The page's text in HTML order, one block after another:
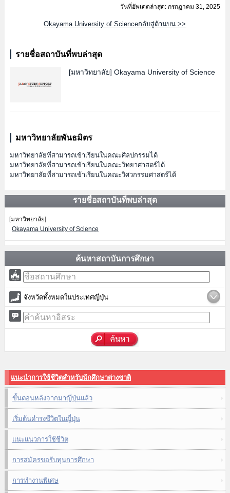
วันที่อัพเดตล่าสุด: กรกฏาคม 31, 2025
Okayama University of Scienceกลับสู่ด้านบน >>
รายชื่อสถาบันที่พบล่าสุด
[มหาวิทยาลัย] Okayama University of Science
มหาวิทยาลัยพันธมิตร
มหาวิทยาลัยที่สามารถเข้าเรียนในคณะศิลปกรรมได้
มหาวิทยาลัยที่สามารถเข้าเรียนในคณะวิทยาศาสตร์ได้
มหาวิทยาลัยที่สามารถเข้าเรียนในคณะวิศวกรรมศาสตร์ได้
รายชื่อสถาบันที่พบล่าสุด
[มหาวิทยาลัย]
Okayama University of Science
ค้นหาสถาบันการศึกษา
จังหวัดทั้งหมดในประเทศญี่ปุ่น
แนะนำการใช้ชีวิตสำหรับนักศึกษาต่างชาติ
ขั้นตอนหลังจากมาญี่ปุ่นแล้ว
เริ่มต้นดำรงชีวิตในญี่ปุ่น
แนะแนวการใช้ชีวิต
การสมัครขอรับทุนการศึกษา
การทำงานพิเศษ